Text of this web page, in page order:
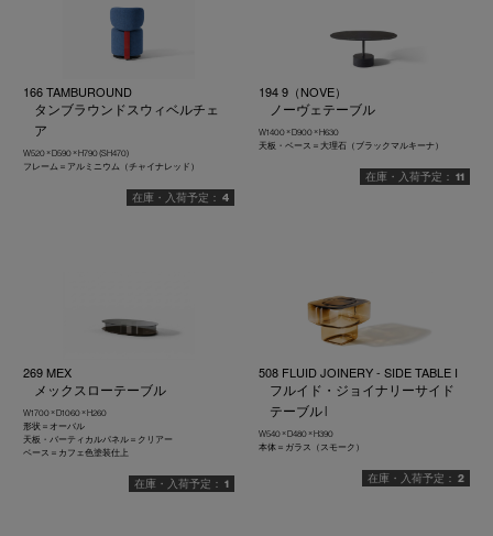
166 TAMBUROUND
タンブラウンドスウィベルチェ
ア
W520 × D590 × H790 (SH470)
フレーム＝アルミニウム（チャイナレッド）
4
194 9（NOVE）
ノーヴェテーブル
W1400 × D900 × H630
天板・ベース＝大理石（ブラックマルキーナ）
11
269 MEX
メックスローテーブル
W1700 × D1060 × H260
形状＝オーバル
天板・バーティカルパネル＝クリアー
ベース＝カフェ色塗装仕上
1
508 FLUID JOINERY - SIDE TABLE I
フルイド・ジョイナリーサイド
テーブル I
W540 × D480 × H390
本体＝ガラス（スモーク）
2